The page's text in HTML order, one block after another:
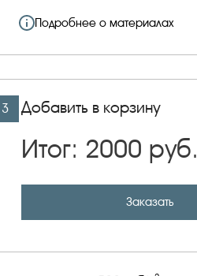
Подробнее о материалах
3 Добавить в корзину
Итог: 2000 руб.
Заказать